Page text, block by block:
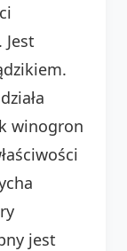
winogron
jest